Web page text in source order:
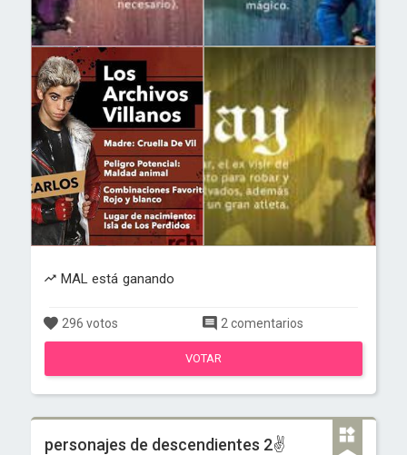
MAL está ganando
296 votos 2 comentarios
VOTAR
personajes de descendientes 2✌